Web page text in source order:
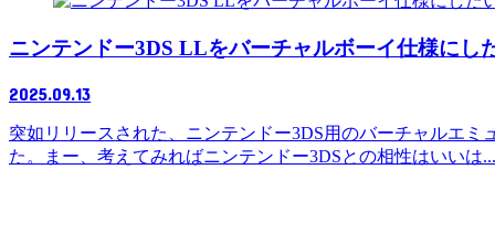
ニンテンドー3DS LLをバーチャルボーイ仕様にし
2025.09.13
突如リリースされた、ニンテンドー3DS用のバーチャルエ
た。まー、考えてみればニンテンドー3DSとの相性はいいは...